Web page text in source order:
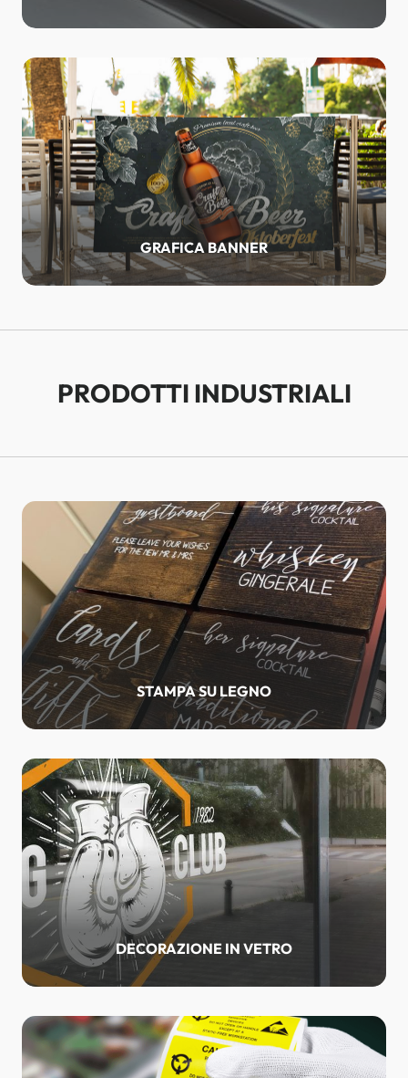
GRAFICA BANNER
PRODOTTI INDUSTRIALI
STAMPA SU LEGNO
DECORAZIONE IN VETRO